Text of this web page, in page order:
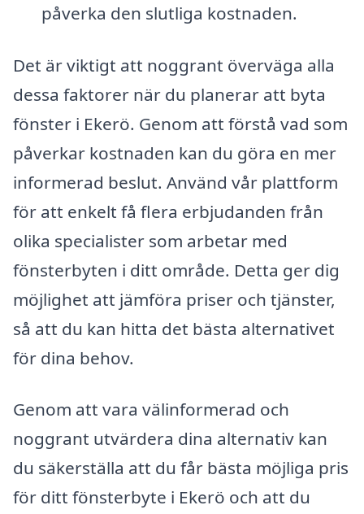
påverka den slutliga kostnaden.
Det är viktigt att noggrant överväga alla
dessa faktorer när du planerar att byta
fönster i Ekerö. Genom att förstå vad som
påverkar kostnaden kan du göra en mer
informerad beslut. Använd vår plattform
för att enkelt få flera erbjudanden från
olika specialister som arbetar med
fönsterbyten i ditt område. Detta ger dig
möjlighet att jämföra priser och tjänster,
så att du kan hitta det bästa alternativet
för dina behov.
Genom att vara välinformerad och
noggrant utvärdera dina alternativ kan
du säkerställa att du får bästa möjliga pris
för ditt fönsterbyte i Ekerö och att du